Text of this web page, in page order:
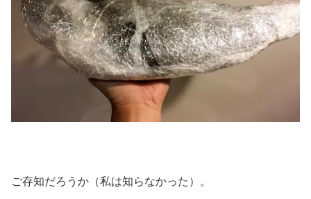
ご存知だろうか（私は知らなかった）。